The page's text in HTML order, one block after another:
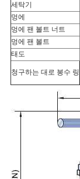
세탁기
멍에
멍에 팬 볼트 너트
멍에 팬 볼트
태도
청구하는 대로 봉수 링